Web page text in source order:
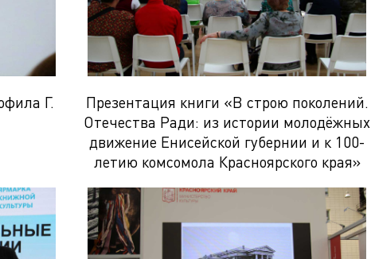
Г.
Презентация книги «В строю поколений.
Отечества Ради: из истории молодёжных
движение Енисейской губернии и к 100-
летию комсомола Красноярского края»